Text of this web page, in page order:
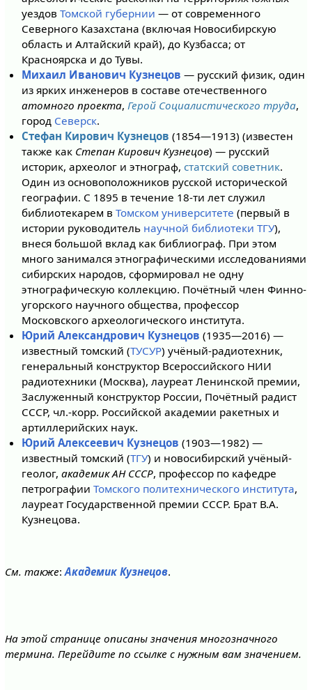
уездовТомской губернии — от современного
Северного Казахстана (включая Новосибирскую
область и Алтайский край), до Кузбасса; от
Красноярска и до Тувы.
Михаил Иванович Кузнецов — русский физик, один
из ярких инженеров в составе отечественного
атомного проекта,Герой Социалистического труда,
город Северск.
Стефан Кирович Кузнецов (1854—1913) (известен
также как Степан Кирович Кузнецов) — русский
историк, археолог и этнограф,статский советник.
Один из основоположников русской исторической
географии. С 1895 в течение 18-ти лет служил
библиотекарем вТомском университете (первый в
истории руководитель научной библиотеки ТГУ),
внеся большой вклад как библиограф. При этом
много занимался этнографическими исследованиями
сибирских народов, сформировал не одну
этнографическую коллекцию. Почётный член Финно-
угорского научного общества, профессор
Московского археологического института.
Юрий Александрович Кузнецов (1935—2016) —
известный томский (ТУСУР) учёный-радиотехник,
генеральный конструктор Всероссийского НИИ
радиотехники (Москва), лауреат Ленинской премии,
Заслуженный конструктор России, Почётный радист
СССР, чл.-корр. Российской академии ракетных и
артиллерийских наук.
Юрий Алексеевич Кузнецов (1903—1982) —
известный томский (ТГУ) и новосибирский учёный-
геолог,академик АН СССР, профессор по кафедре
петрографииТомского политехнического института,
лауреат Государственной премии СССР. Брат В.А.
Кузнецова.
См. также:Академик Кузнецов.
На этой странице описаны значения многозначного
термина. Перейдите по ссылке с нужным вам значением.